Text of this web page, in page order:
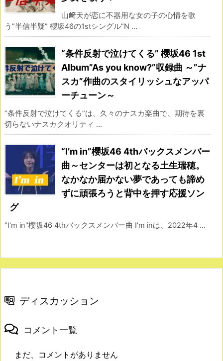
山﨑天が恋に不器用な女の子の心情を歌
う”半信半疑” 櫻坂46の1stシングル”N ...
“条件反射で泣けてくる” 櫻坂46 1st
Album”As you know?”収録曲 ～”ナ
スカ”作曲のスタイリッシュなアッパ
ーチューン～
”条件反射で泣けてくる”は、久々のナスカ楽曲で、期待を裏
切らないナスカクオリティ ...
“I’m in”櫻坂46 4thバックスメンバー
曲～センターは初となる土生瑞穂。
なかなか届かない夢であっても諦め
ずに頑張ろうと背中を押す応援ソン
グ
"I'm in"櫻坂46 4thバックスメンバー曲 I'm inは、2022年4 ...
ディスカッション
コメント一覧
まだ、コメントがありません